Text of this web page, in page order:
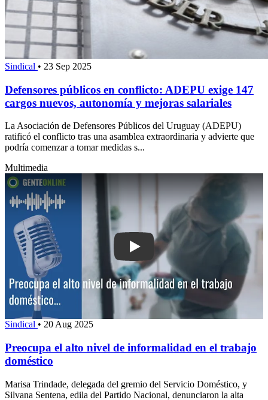
Sindical • 23 Sep 2025
Defensores públicos en conflicto: ADEPU exige 147
cargos nuevos, autonomía y mejoras salariales
La Asociación de Defensores Públicos del Uruguay (ADEPU)
ratificó el conflicto tras una asamblea extraordinaria y advierte que
podría comenzar a tomar medidas s...
Multimedia
Play: Preocupa el alto nivel de
Sindical • 20 Aug 2025
Preocupa el alto nivel de informalidad en el trabajo
doméstico
Marisa Trindade, delegada del gremio del Servicio Doméstico, y
Silvana Sentena, edila del Partido Nacional, denunciaron la alta